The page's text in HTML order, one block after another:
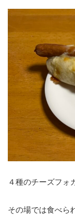
４種のチーズフォ
その場では食べら